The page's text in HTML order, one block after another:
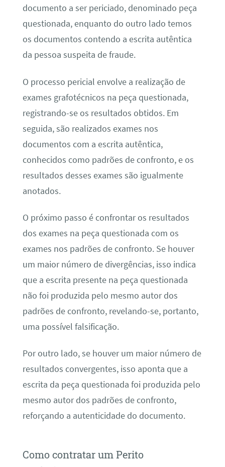
documento a ser periciado, denominado peça
questionada, enquanto do outro lado temos
os documentos contendo a escrita autêntica
da pessoa suspeita de fraude.
O processo pericial envolve a realização de
exames grafotécnicos na peça questionada,
registrando-se os resultados obtidos. Em
seguida, são realizados exames nos
documentos com a escrita autêntica,
conhecidos como padrões de confronto, e os
resultados desses exames são igualmente
anotados.
O próximo passo é confrontar os resultados
dos exames na peça questionada com os
exames nos padrões de confronto. Se houver
um maior número de divergências, isso indica
que a escrita presente na peça questionada
não foi produzida pelo mesmo autor dos
padrões de confronto, revelando-se, portanto,
uma possível falsificação.
Por outro lado, se houver um maior número de
resultados convergentes, isso aponta que a
escrita da peça questionada foi produzida pelo
mesmo autor dos padrões de confronto,
reforçando a autenticidade do documento.
Como contratar um Perito